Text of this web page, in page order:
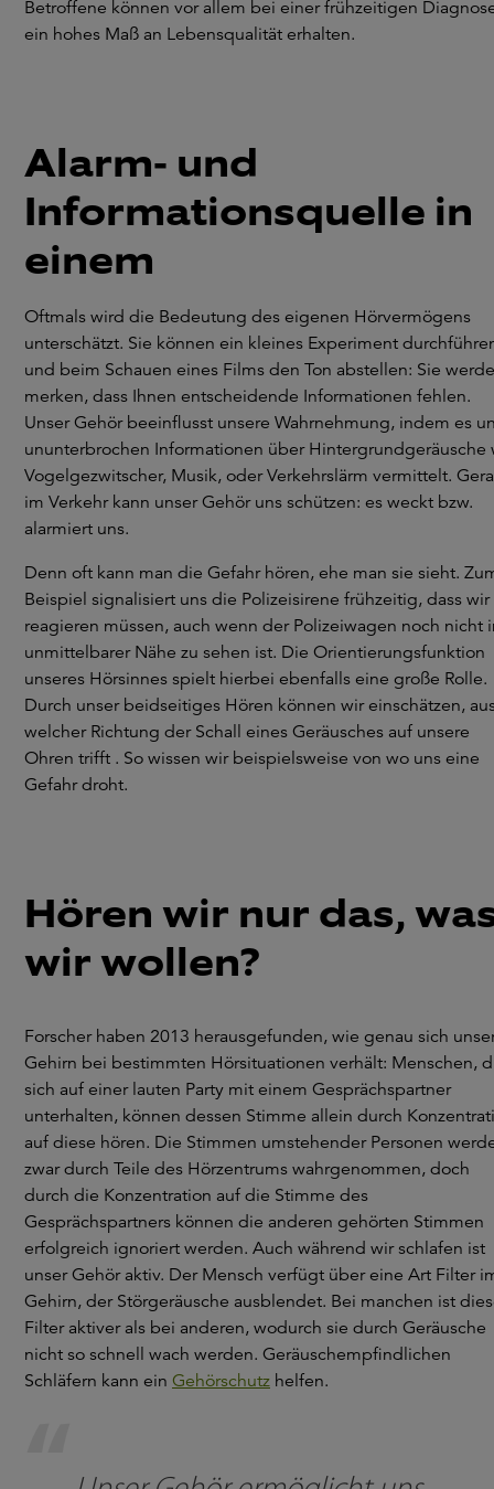
Betroffene können vor allem bei einer frühzeitigen
ein hohes Maß an Lebensqualität erhalten.
Alarm- und
Informationsquelle in
einem
Oftmals wird die Bedeutung des eigenen Hörvermögens
unterschätzt. Sie können ein kleines Experiment
und beim Schauen eines Films den Ton abstellen: Sie
merken, dass Ihnen entscheidende Informationen fehlen.
Unser Gehör beeinflusst unsere Wahrnehmung, indem es
ununterbrochen Informationen über Hintergrundgeräusche
Vogelgezwitscher, Musik, oder Verkehrslärm vermittelt.
im Verkehr kann unser Gehör uns schützen: es weckt bzw.
alarmiert uns.
Denn oft kann man die Gefahr hören, ehe man sie sieht.
Beispiel signalisiert uns die Polizeisirene frühzeitig, dass wir
reagieren müssen, auch wenn der Polizeiwagen noch nicht
unmittelbarer Nähe zu sehen ist. Die Orientierungsfunktion
unseres Hörsinnes spielt hierbei ebenfalls eine große Rolle.
Durch unser beidseitiges Hören können wir einschätzen,
welcher Richtung der Schall eines Geräusches auf unsere
Ohren trifft . So wissen wir beispielsweise von wo uns eine
Gefahr droht.
Hören wir nur das,
wir wollen?
Forscher haben 2013 herausgefunden, wie genau sich
Gehirn bei bestimmten Hörsituationen verhält: Menschen,
sich auf einer lauten Party mit einem Gesprächspartner
unterhalten, können dessen Stimme allein durch
auf diese hören. Die Stimmen umstehender Personen
zwar durch Teile des Hörzentrums wahrgenommen, doch
durch die Konzentration auf die Stimme des
Gesprächspartners können die anderen gehörten Stimmen
erfolgreich ignoriert werden. Auch während wir schlafen ist
unser Gehör aktiv. Der Mensch verfügt über eine Art Filter
Gehirn, der Störgeräusche ausblendet. Bei manchen ist
Filter aktiver als bei anderen, wodurch sie durch Geräusche
nicht so schnell wach werden. Geräuschempfindlichen
Schläfern kann ein Gehörschutz helfen.